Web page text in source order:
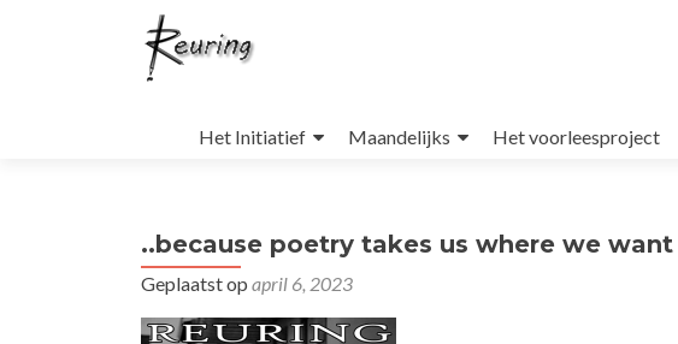
de
Het Initiatief Maandelijks Het voorleesproject
..because poetry takes us where we
Geplaatst op april 6, 2023